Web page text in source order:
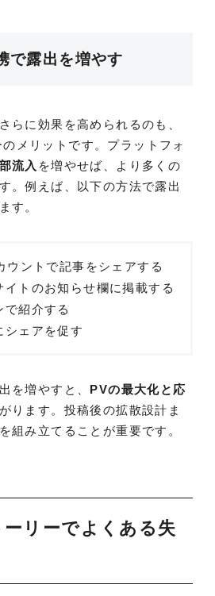
で露出を増やす
らに効果を高められるのも、
メリットです。プラットフォ
流入 を増やせば、より多くの
。例えば、以下の方法で露出
す。
ウントで記事をシェアする
イトのお知らせ欄に掲載する
で紹介する
シェアを促す
を増やすと、 PVの最大化と応
ります。投稿後の拡散設計ま
組み立てることが重要です。
リーでよくある失